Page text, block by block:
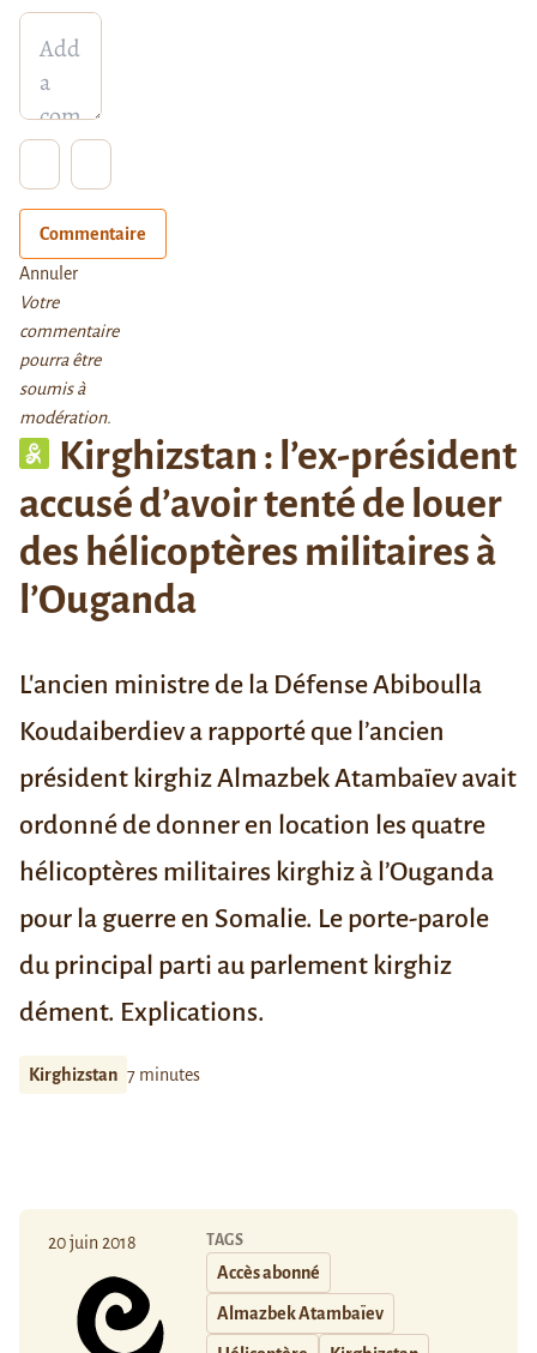
Kirghizstan : l’ex-président
accusé d’avoir tenté de louer
des hélicoptères militaires à
l’Ouganda
L'ancien ministre de la Défense Abiboulla
Koudaiberdiev a rapporté que l’ancien
président kirghiz Almazbek Atambaïev avait
ordonné de donner en location les quatre
hélicoptères militaires kirghiz à l’Ouganda
pour la guerre en Somalie. Le porte-parole
du principal parti au parlement kirghiz
dément. Explications.
Kirghizstan 7 minutes
20 juin 2018 TAGS
Accès abonné
Almazbek Atambaïev
Commentaire
Annuler
Votre
commentaire
pourra être
soumis à
modération.